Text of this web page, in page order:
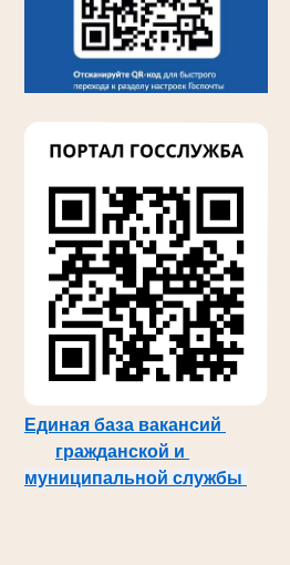
Единая база вакансий
гражданской и
муниципальной службы